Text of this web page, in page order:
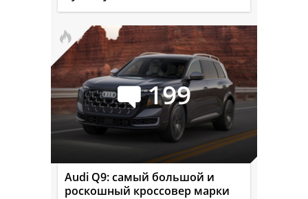
199
Audi Q9: самый большой и
роскошный кроссовер марки